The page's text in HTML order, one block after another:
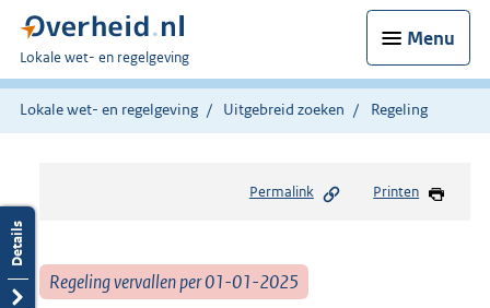
Menu
U
bent
hier:
Lokale wet- en regelgeving
Lokale wet- en regelgeving Uitgebreid zoeken Regeling
Permalink Printen
Regeling vervallen per 01-01-2025